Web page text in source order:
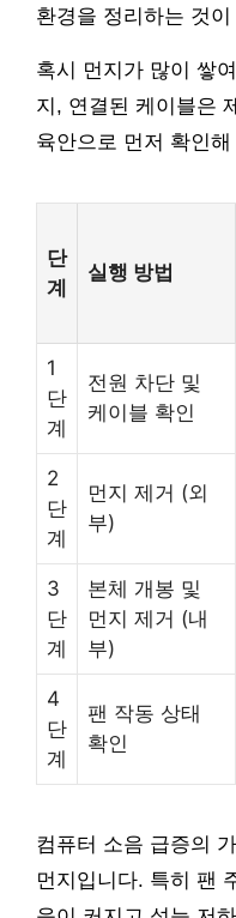
환경을 정리하는 것
혹시 먼지가 많이 쌓
지, 연결된 케이블은
육안으로 먼저 확인
단
계
실행 방법
1
단
계
전원 차단 및
케이블 확인
2
단
계
먼지 제거 (외
부)
3
단
계
본체 개봉 및
먼지 제거 (내
부)
4
단
계
팬 작동 상태
확인
컴퓨터 소음 급증의
먼지입니다. 특히 팬